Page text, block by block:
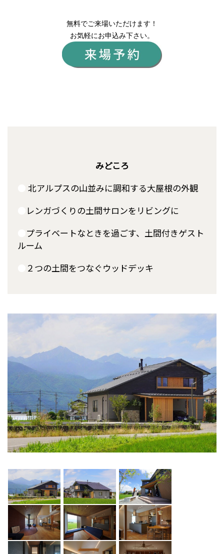
無料でご来場いただけます！
お気軽にお申込み下さい。
みどころ
北アルプスの山並みに調和する大屋根の外観
レンガづくりの土間サロンをリビングに
プライベートなときを過ごす、土間付きゲスト
ルーム
２つの土間をつなぐウッドデッキ